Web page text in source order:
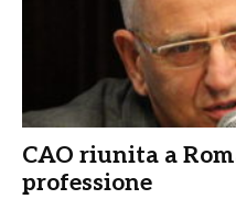
CAO riunita a
professione